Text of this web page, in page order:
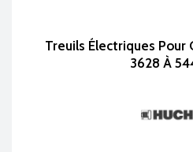
Treuils Électriques Pour
3628 À